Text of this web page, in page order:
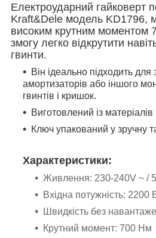
Електроударний гайковерт
Kraft&Dele модель KD1796,
високим крутним моментом
змогу легко відкрутити
гвинти.
Він ідеально підходить
амортизаторів або іншого
гвинтів і кришок.
Виготовлений із
Ключ упакований у зручну
Характеристики:
Живлення: 230-240V ~ /
Вхідна потужність: 2200
Швидкість без
Крутний момент: 700 Нм